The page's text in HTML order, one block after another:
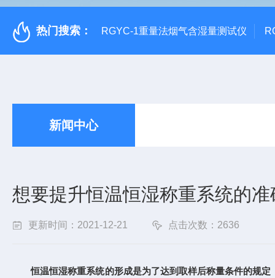
热门搜索： RGYC-1重量法烟气含湿量测试仪
新闻中心
想要提升恒温恒湿称重系统的
更新时间：2021-12-21 点击次数：2636
恒温恒湿称重系统的形成是为了达到取样后称量条件的规